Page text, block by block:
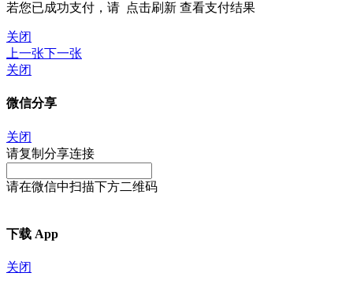
若您已成功支付，请 点击刷新 查看支付结果
关闭
上一张下一张
关闭
微信分享
关闭
请复制分享连接
请在微信中扫描下方二维码
下载 App
关闭